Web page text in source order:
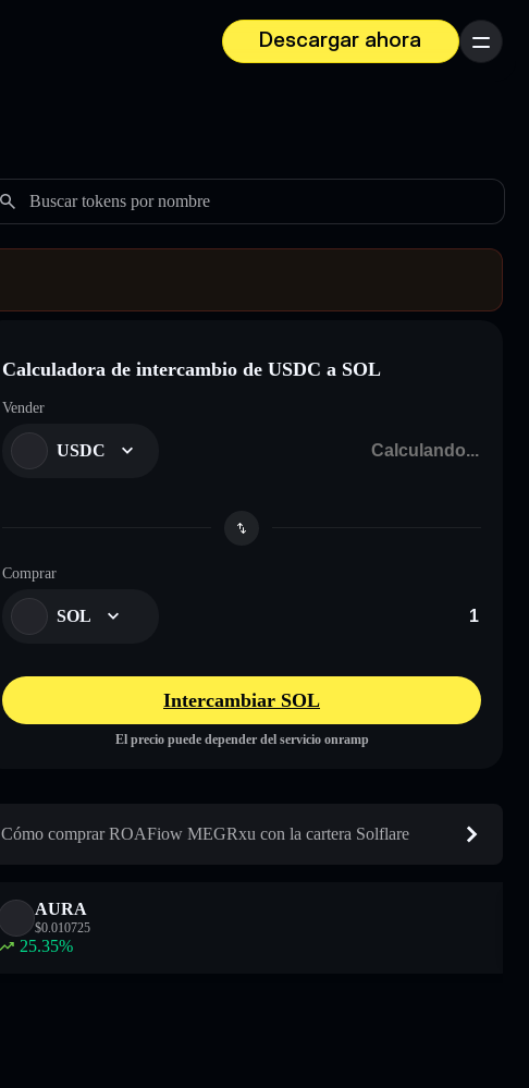
Descargar ahora
Menú
Buscar tokens por nombre
Calculadora de intercambio de USDC a SOL
Vender
USDC
Comprar
SOL
Intercambiar SOL
El precio puede depender del servicio onramp
Cómo comprar ROAFiow MEGRxu con la cartera Solflare
AURA
$0.010725
25.35%